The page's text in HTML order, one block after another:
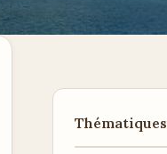
Thématiques